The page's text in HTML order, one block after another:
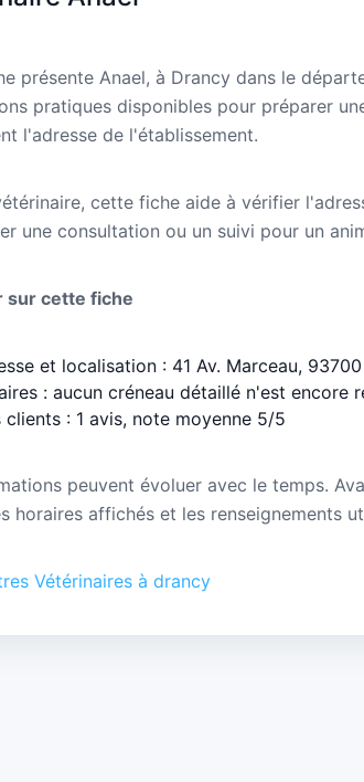
présente Anael, à Drancy dans le
pratiques disponibles pour préparer
l'adresse de l'établissement.
cette fiche aide à vérifier
une consultation ou un suivi pour un
sur cette fiche
et localisation : 41 Av. Marceau,
: aucun créneau détaillé n'est encore
clients : 1 avis, note moyenne 5/5
peuvent évoluer avec le temps.
horaires affichés et les renseignements
Vétérinaires à drancy